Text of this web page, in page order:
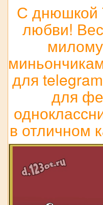
С днюшкой
любви!
для
для
в отличном